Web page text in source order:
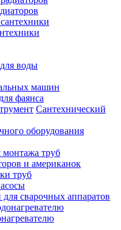
воды
машин
фаянса
Сантехнический
оборудования
труб
и американок
труб
сварочных аппаратов